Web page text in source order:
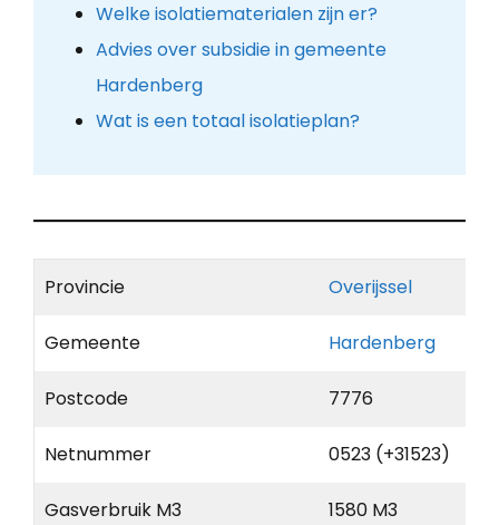
Welke isolatiematerialen zijn er?
Advies over subsidie in gemeente
Hardenberg
Wat is een totaal isolatieplan?
Provincie Overijssel
Gemeente Hardenberg
Postcode 7776
Netnummer 0523 (+31523)
Gasverbruik M3 1580 M3